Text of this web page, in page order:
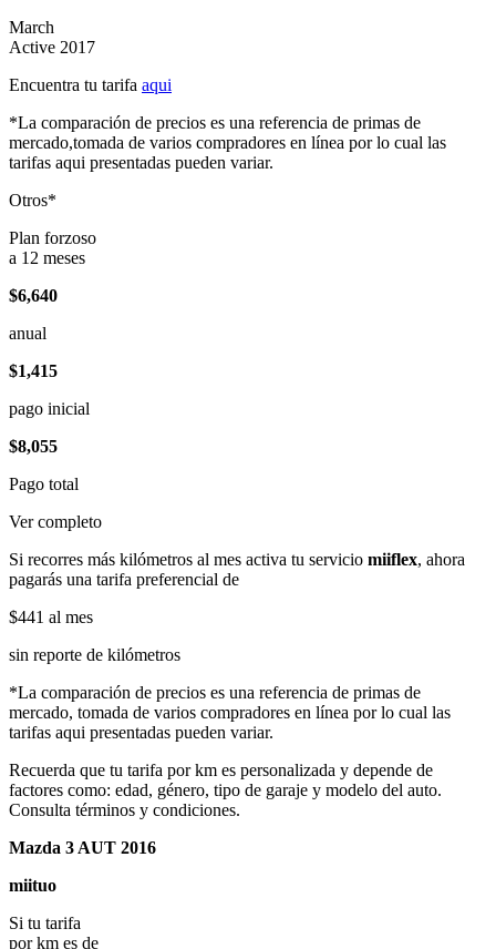
March
Active 2017
Encuentra tu tarifa aqui
*La comparación de precios es una referencia de primas de
mercado,tomada de varios compradores en línea por lo cual las
tarifas aqui presentadas pueden variar.
Otros*
Plan forzoso
a 12 meses
$6,640
anual
$1,415
pago inicial
$8,055
Pago total
Ver completo
Si recorres más kilómetros al mes activa tu servicio miiflex, ahora
pagarás una tarifa preferencial de
$441 al mes
sin reporte de kilómetros
*La comparación de precios es una referencia de primas de
mercado, tomada de varios compradores en línea por lo cual las
tarifas aqui presentadas pueden variar.
Recuerda que tu tarifa por km es personalizada y depende de
factores como: edad, género, tipo de garaje y modelo del auto.
Consulta términos y condiciones.
Mazda 3 AUT 2016
miituo
Si tu tarifa
por km es de